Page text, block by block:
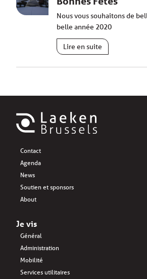
Nous vous souhaitons de
belle année 2020
Lire en suite
Contact
Agenda
News
Soutien et sponsors
About
Je vis
Général
Administration
Mobilité
Services utilitaires